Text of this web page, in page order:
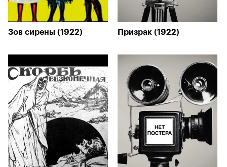
Зов сирены (1922) Призрак (1922)